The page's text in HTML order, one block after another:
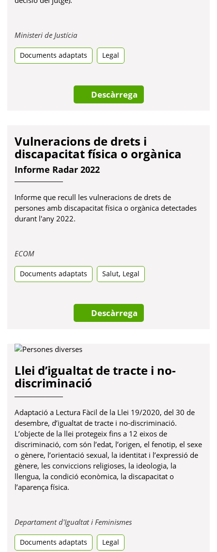
Ministeri de JustíciaObre
en
una
pestanya
Documents adaptats Legal
Descàrrega
Vulneracions de drets i
discapacitat física o orgànica
Informe Radar 2022
Informe que recull les vulneracions de drets de
persones amb discapacitat física o orgànica detectades
durant l'any 2022.
ECOMObre
en
una
pestanya
Documents adaptats Salut, Legal
Descàrrega
Llei d’igualtat de tracte i no-
discriminació
Adaptació a Lectura Fàcil de la Llei 19/2020, del 30 de
desembre, d’igualtat de tracte i no-discriminació.
L’objecte de la llei protegeix fins a 12 eixos de
discriminació, com són l’edat, l’origen, el fenotip, el sexe
o gènere, l’orientació sexual, la identitat i l’expressió de
gènere, les conviccions religioses, la ideologia, la
llengua, la condició econòmica, la discapacitat o
l’aparença física.
Departament d'Igualtat i FeminismesObre
Documents adaptats Legal